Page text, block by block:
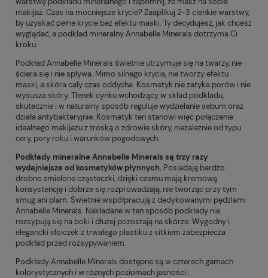
makijaż. Czas na mocniejsze krycie? Zaaplikuj 2-3 cienkie warstwy,
by uzyskać pełne krycie bez efektu maski. Ty decydujesz, jak chcesz
wyglądać, a podkład mineralny Annabelle Minerals dotrzyma Ci
kroku.
Podkład Annabelle Minerals świetnie utrzymuje się na twarzy, nie
ściera się i nie spływa. Mimo silnego krycia, nie tworzy efektu
maski, a skóra cały czas oddycha. Kosmetyk nie zatyka porów i nie
wysusza skóry. Tlenek cynku wchodzący w skład podkładu,
skutecznie i w naturalny sposób reguluje wydzielanie sebum oraz
działa antybakteryjnie. Kosmetyk ten stanowi więc połączenie
idealnego makijażu z troską o zdrowie skóry, niezależnie od typu
cery, pory roku i warunków pogodowych.
Podkłady mineralne Annabelle Minerals są trzy razy
wydajniejsze od kosmetyków płynnych. Posiadają bardzo
drobno zmielone cząsteczki, dzięki czemu mają kremową
konsystencję i dobrze się rozprowadzają, nie tworząc przy tym
smug ani plam. Świetnie współpracują z dedykowanymi pędzlami
Annabelle Minerals. Nakładane w ten sposób podkłady nie
rozsypują się na boki i dłużej pozostają na skórze. Wygodny i
elegancki słoiczek z trwałego plastiku z sitkiem zabezpiecza
podkład przed rozsypywaniem.
Podkłady Annabelle Minerals dostępne są w czterech gamach
kolorystycznych i w różnych poziomach jasności :